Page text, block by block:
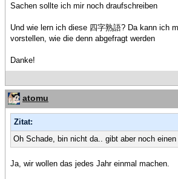
Sachen sollte ich mir noch draufschreiben
Und wie lern ich diese 四字熟語? Da kann ich
vorstellen, wie die denn abgefragt werden
Danke!
atomu
Zitat:
Oh Schade, bin nicht da.. gibt aber noch
Ja, wir wollen das jedes Jahr einmal machen.